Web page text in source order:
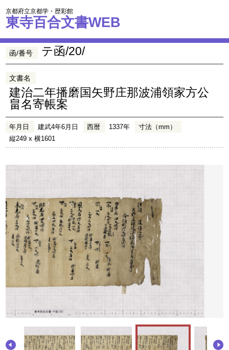
京都府立京都学・歴彩館
東寺百合文書WEB
函/番号 テ函/20/
文書名
建治二年播磨国矢野庄那波浦領家方公
畠名寄帳案
年月日 建武4年6月日 西暦 1337年
寸法（mm）
縦249 x 横1601